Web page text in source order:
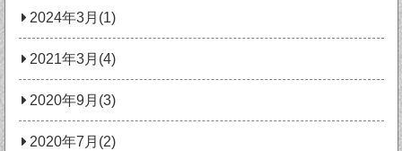
2024年3月(1)
2021年3月(4)
2020年9月(3)
2020年7月(2)